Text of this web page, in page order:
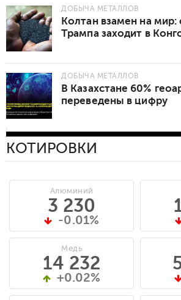
ДОБЫЧА МЕТАЛЛОВ
Колтан взамен на мир:
Трампа заходит в
ДОБЫЧА МЕТАЛЛОВ
В Казахстане 60%
переведены в цифру
КОТИРОВКИ
Алюминий
3 230
-0.01%
Медь
14 232
+0.02%